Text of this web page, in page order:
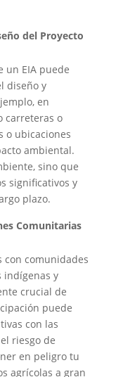
del Proyecto
un EIA puede
diseño y
en
carreteras o
o ubicaciones
ambiental.
sino que
significativos y
plazo.
Comunitarias
con comunidades
indígenas y
crucial de
puede
con las
riesgo de
en peligro tu
agrícolas a gran